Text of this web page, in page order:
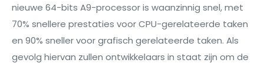
nieuwe 64-bits A9-processor is waanzinnig snel, met
70% snellere prestaties voor CPU-gerelateerde taken
en 90% sneller voor grafisch gerelateerde taken. Als
gevolg hiervan zullen ontwikkelaars in staat zijn om de